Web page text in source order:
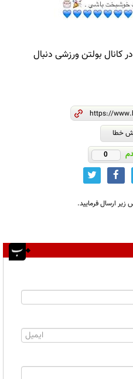
کانال بولتن ورزشی دنبال
خطا
0
ارسال فرمایید.